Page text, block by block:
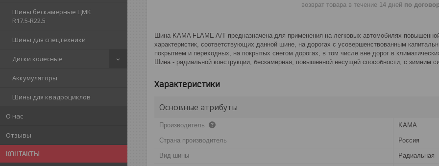
Шины бескамерные ЦМК
R17.5-R22.5
Шины для спецтехники
Диски колёсные
Аккумуляторы
Шины для квадроциклов
О нас
Отзывы
КОНТАКТЫ
возврат товара в течение 14 дней по
Шина KAMA FLAME A/T предназначена для применения на легковых автомобилях
характеристик, соответствующих данной шине, на дорогах с усовершенствованным
покрытием и переходных, на покрытых снегом дорогах, в том числе вне дорог в
Шина - радиальной конструкции, бескамерная, повышенной несущей способности, с зимним
Характеристики
Основные атрибуты
Производитель KAMA
Страна производитель Россия
Вид шины Радиальная